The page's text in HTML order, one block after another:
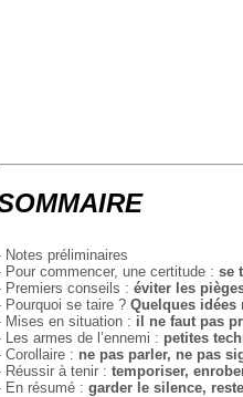
Notes préliminaires
Pour commencer, une certitude : se
Premiers conseils : éviter les
Pourquoi se taire ? Quelques idées
Mises en situation : il ne faut pas
Les armes de l’ennemi : petites
Corollaire : ne pas parler, ne pas
Réussir à tenir : temporiser,
En résumé : garder le silence,